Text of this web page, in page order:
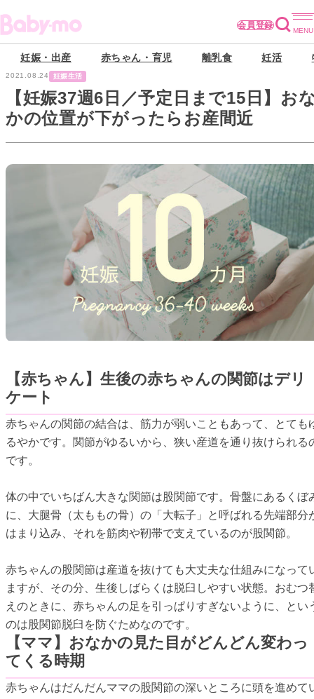
会員登録
妊娠・出産 赤ちゃん・育児 離乳食 妊活
2021.08.24 妊娠生活
【妊娠37週6日／予定日まで15日】お
かの位置が下がったらお産間近
【赤ちゃん】生後の赤ちゃんの関節はデリ
ケート
赤ちゃんの関節の結合は、筋力が弱いこともあって、とても
るやかです。関節がゆるいから、狭い産道を通り抜けられる
です。
体の中でいちばん大きな関節は股関節です。骨盤にあるくぼ
に、大腿骨（太ももの骨）の「大転子」と呼ばれる先端部分
はまり込み、それを筋肉や靭帯で支えているのが股関節。
赤ちゃんの股関節は産道を抜けても大丈夫な仕組みになって
ますが、その分、生後しばらくは脱臼しやすい状態。おむつ
えのときに、赤ちゃんの足を引っぱりすぎないように、とい
のは股関節脱臼を防ぐためなのです。
【ママ】おなかの見た目がどんどん変わっ
てくる時期
赤ちゃんはだんだんママの股関節の深いところに頭を進めて